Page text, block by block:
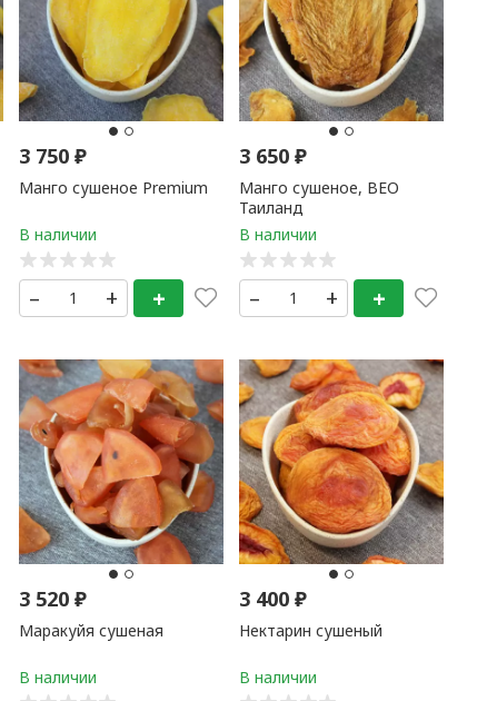
3 750 ₽
Манго сушеное Premium
– + +
3 650 ₽
Манго сушеное, ВЕО
Таиланд
– + +
3 520 ₽
Маракуйя сушеная
3 400 ₽
Нектарин сушеный